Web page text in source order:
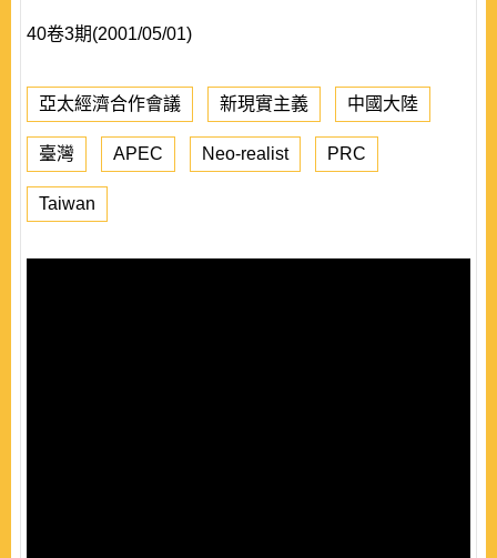
40卷3期(2001/05/01)
亞太經濟合作會議 新現實主義 中國大陸
臺灣 APEC Neo-realist PRC
Taiwan